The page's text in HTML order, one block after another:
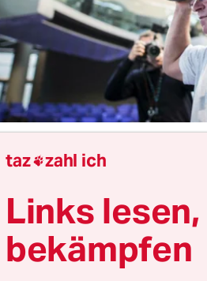
riefen CSU-Chef
Union lautstark: „Schon
aber stimmt nur zum Teil
taz zahl ich
Links
bekämpfen